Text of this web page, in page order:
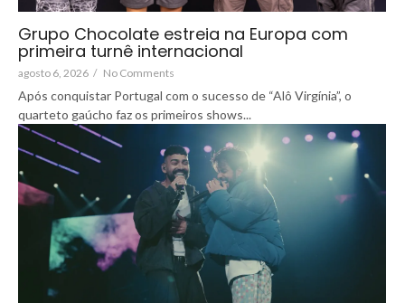
Grupo Chocolate estreia na Europa com
primeira turnê internacional
agosto 6, 2026 / No Comments
Após conquistar Portugal com o sucesso de “Alô Virgínia”, o
quarteto gaúcho faz os primeiros shows...